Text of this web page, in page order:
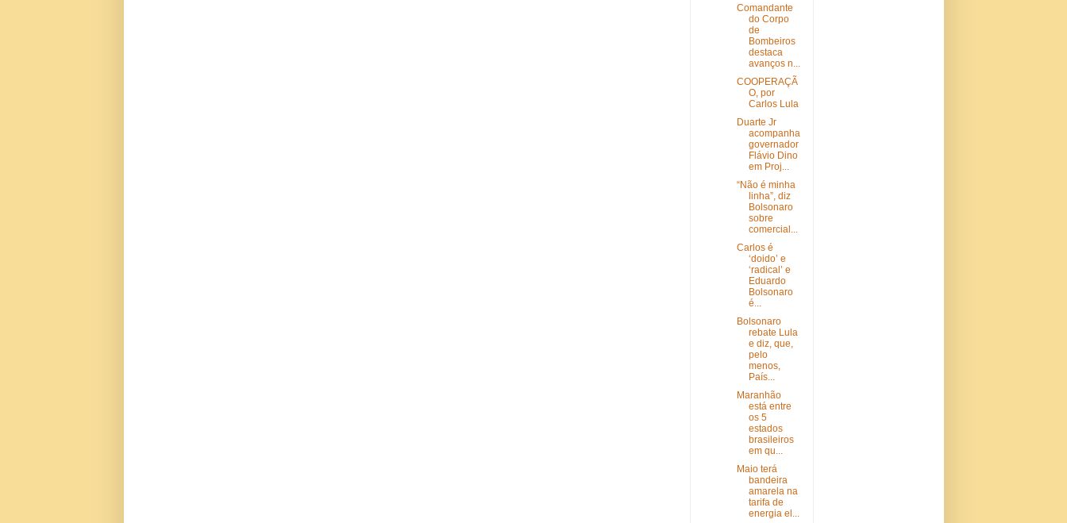
Comandante
do Corpo
de
Bombeiros
destaca
avanços n...
COOPERAÇÃ
O, por
Carlos Lula
Duarte Jr
acompanha
governador
Flávio Dino
em Proj...
“Não é minha
linha”, diz
Bolsonaro
sobre
comercial...
Carlos é
‘doido’ e
‘radical’ e
Eduardo
Bolsonaro
é...
Bolsonaro
rebate Lula
e diz, que,
pelo
menos,
País...
Maranhão
está entre
os 5
estados
brasileiros
em qu...
Maio terá
bandeira
amarela na
tarifa de
energia el...